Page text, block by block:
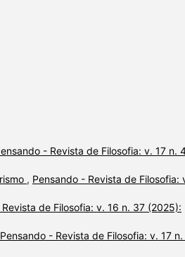
- Revista de Filosofia: v. 17 n.
, Pensando - Revista de Filosofia:
de Filosofia: v. 16 n. 37 (2025):
Pensando - Revista de Filosofia: v. 17